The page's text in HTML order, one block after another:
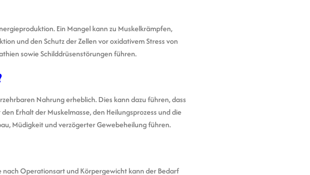
Ein Mangel kann zu Muskelkrämpfen,
und den Schutz der Zellen vor oxidativem Stress von
sowie Schilddrüsenstörungen führen.
Nahrung erheblich. Dies kann dazu führen, dass
Erhalt der Muskelmasse, den Heilungsprozess und die
Müdigkeit und verzögerter Gewebeheilung führen.
nach Operationsart und Körpergewicht kann der Bedarf